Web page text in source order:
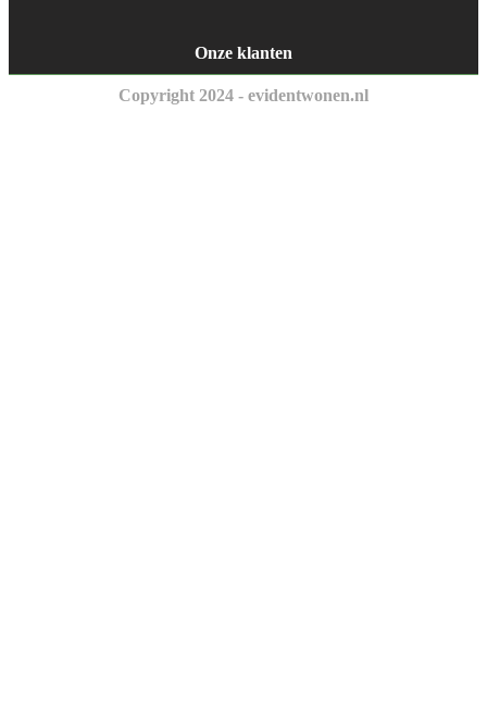
Onze klanten
Copyright 2024 - evidentwonen.nl